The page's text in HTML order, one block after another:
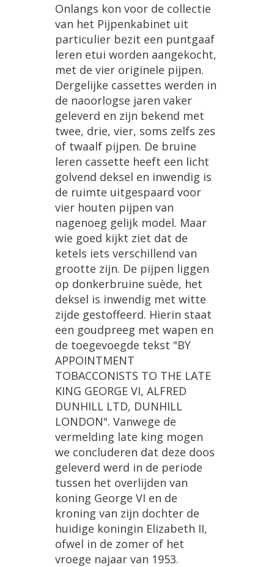
Onlangs kon voor de collectie
van het Pijpenkabinet uit
particulier bezit een puntgaaf
leren etui worden aangekocht,
met de vier originele pijpen.
Dergelijke cassettes werden in
de naoorlogse jaren vaker
geleverd en zijn bekend met
twee, drie, vier, soms zelfs zes
of twaalf pijpen. De bruine
leren cassette heeft een licht
golvend deksel en inwendig is
de ruimte uitgespaard voor
vier houten pijpen van
nagenoeg gelijk model. Maar
wie goed kijkt ziet dat de
ketels iets verschillend van
grootte zijn. De pijpen liggen
op donkerbruine suède, het
deksel is inwendig met witte
zijde gestoffeerd. Hierin staat
een goudpreeg met wapen en
de toegevoegde tekst "BY
APPOINTMENT
TOBACCONISTS TO THE LATE
KING GEORGE VI, ALFRED
DUNHILL LTD, DUNHILL
LONDON". Vanwege de
vermelding late king mogen
we concluderen dat deze doos
geleverd werd in de periode
tussen het overlijden van
koning George VI en de
kroning van zijn dochter de
huidige koningin Elizabeth II,
ofwel in de zomer of het
vroege najaar van 1953.